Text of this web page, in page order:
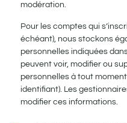
modération.
Pour les comptes qui
échéant), nous stockons
personnelles indiquées
peuvent voir, modifier ou
personnelles à tout
identifiant). Les
modifier ces informations.